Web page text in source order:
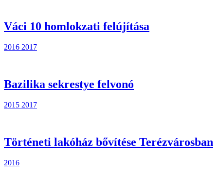
Váci 10 homlokzati felújítása
2016 2017
Bazilika sekrestye felvonó
2015 2017
Történeti lakóház bővítése Terézvárosban
2016